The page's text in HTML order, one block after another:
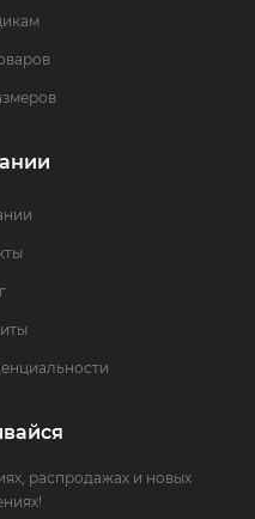
распродажах и новых